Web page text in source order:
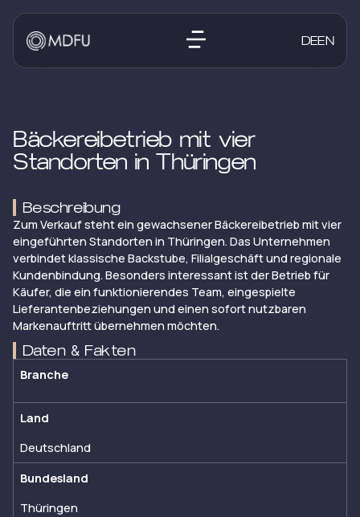
DEEN
Bäckereibetrieb mit vier
Standorten in Thüringen
Beschreibung
Zum Verkauf steht ein gewachsener Bäckereibetrieb mit vier
eingeführten Standorten in Thüringen. Das Unternehmen
verbindet klassische Backstube, Filialgeschäft und regionale
Kundenbindung. Besonders interessant ist der Betrieb für
Käufer, die ein funktionierendes Team, eingespielte
Lieferantenbeziehungen und einen sofort nutzbaren
Markenauftritt übernehmen möchten.
Daten & Fakten
Branche
Land
Deutschland
Bundesland
Thüringen